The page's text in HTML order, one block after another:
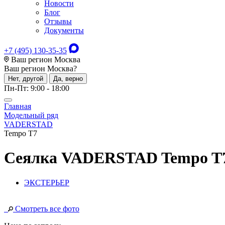
Новости
Блог
Отзывы
Документы
+7 (495) 130-35-35
Ваш регион Москва
Ваш регион Москва?
Нет, другой Да, верно
Пн-Пт: 9:00 - 18:00
Главная
Модельный ряд
VADERSTAD
Tempo T7
Сеялка VADERSTAD Tempo
ЭКСТЕРЬЕР
Смотреть все фото